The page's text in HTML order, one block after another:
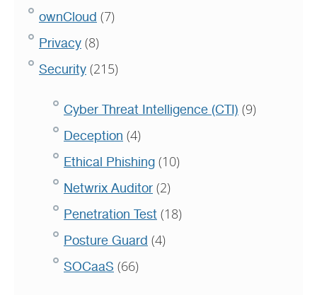
ownCloud (7)
Privacy (8)
Security (215)
Cyber Threat Intelligence (CTI) (9)
Deception (4)
Ethical Phishing (10)
Netwrix Auditor (2)
Penetration Test (18)
Posture Guard (4)
SOCaaS (66)